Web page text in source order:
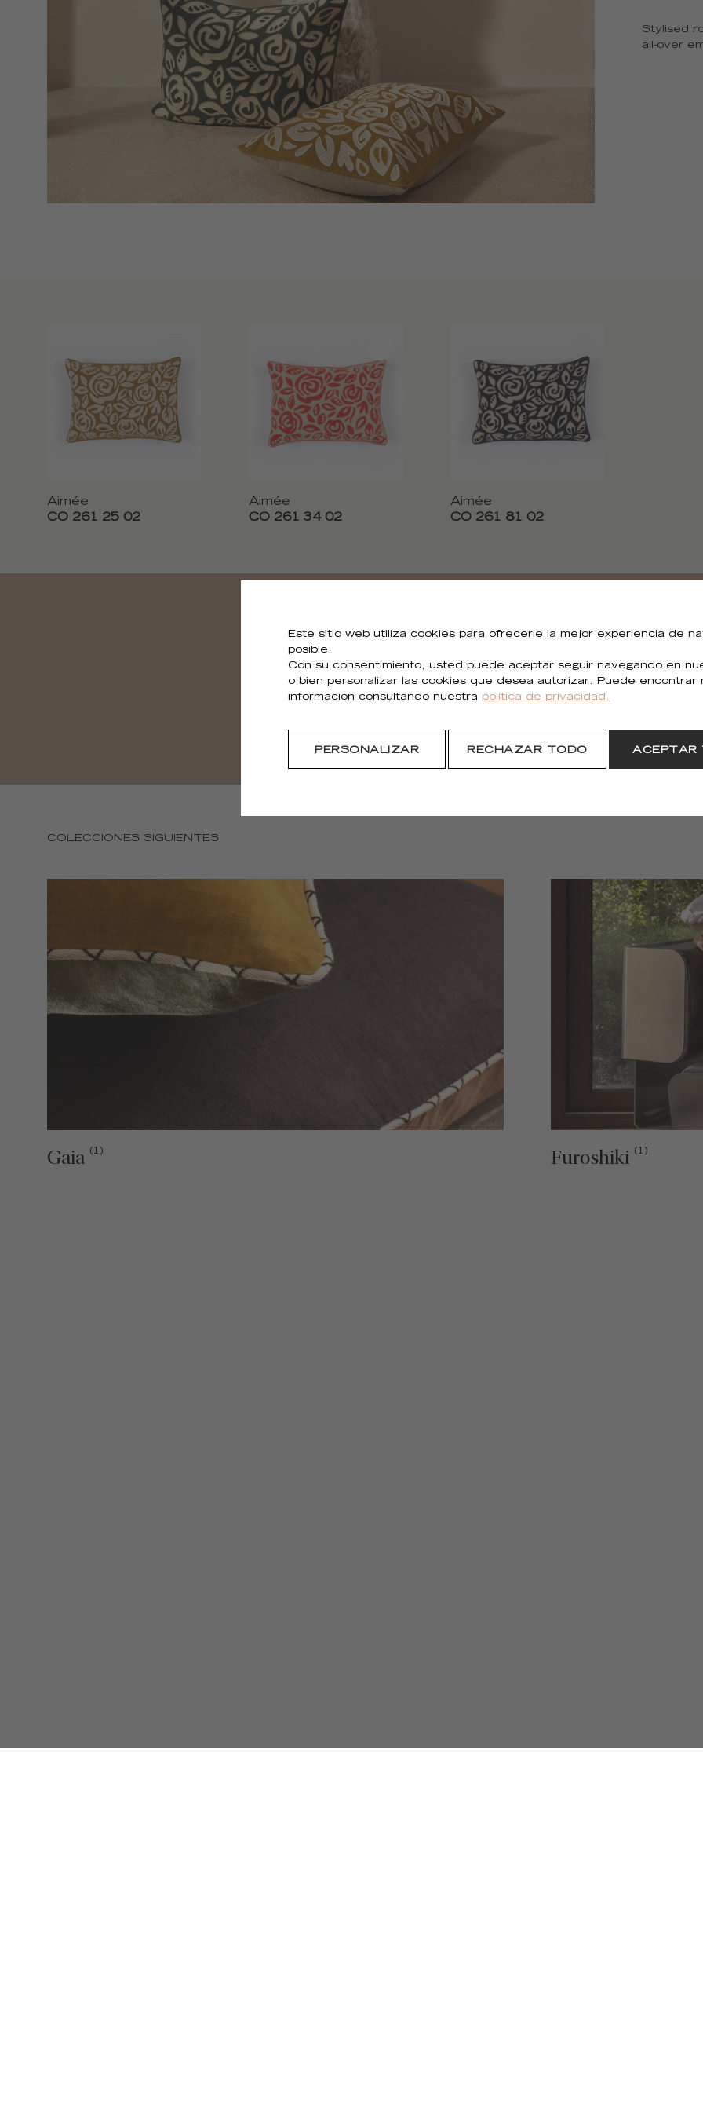
Stylised
all-over
Aimée
CO 261 25 02
Aimée
CO 261 34 02
Aimée
CO 261 81 02
¿Necesitas todas las imágenes?
Puedes descargar todas las imágenes de la colección.
COLECCIONES SIGUIENTES
Gaia (1) Furoshiki (1)
Este sitio web utiliza cookies para ofrecerle la mejor experiencia de
posible.
Con su consentimiento, usted puede aceptar seguir navegando en
o bien personalizar las cookies que desea autorizar. Puede encontrar
información consultando nuestra política de privacidad.
PERSONALIZAR RECHAZAR TODO ACEPTAR